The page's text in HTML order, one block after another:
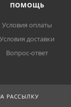
ПОМОЩЬ
Условия оплаты
Условия доставки
Вопрос-ответ
РАССЫЛКУ